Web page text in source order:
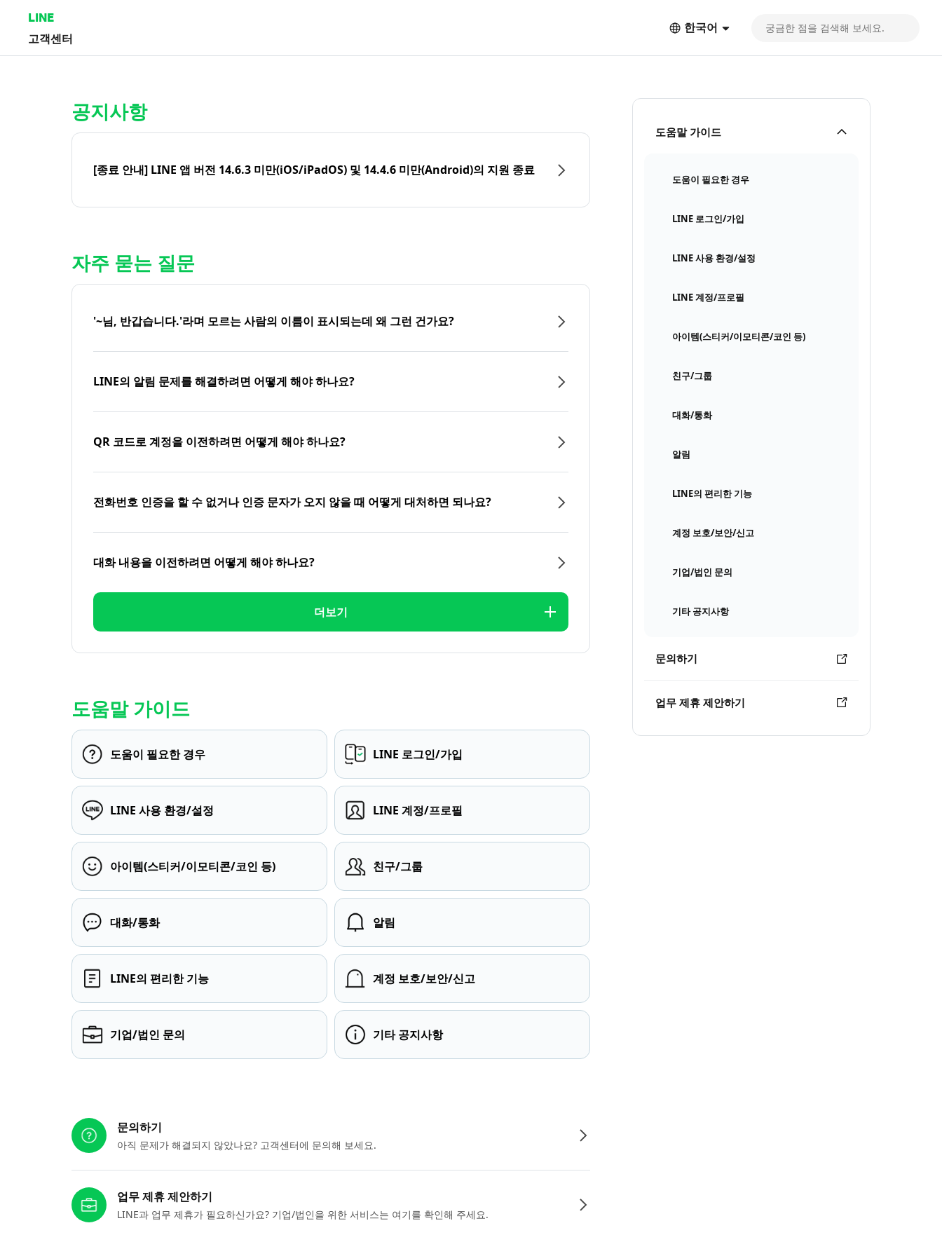
LINE
고객센터
한국어
도움말 가이드
도움이 필요한 경우
LINE 로그인/가입
LINE 사용 환경/설정
LINE 계정/프로필
아이템(스티커/이모티콘/코인 등)
친구/그룹
대화/통화
알림
LINE의 편리한 기능
계정 보호/보안/신고
기업/법인 문의
기타 공지사항
문의하기
업무 제휴 제안하기
공지사항
[종료 안내] LINE 앱 버전 14.6.3 미만(iOS/iPadOS) 및 14.4.6 미만(Android)의 지원 종료
자주 묻는 질문
'~님, 반갑습니다.'라며 모르는 사람의 이름이 표시되는데 왜 그런 건가요?
LINE의 알림 문제를 해결하려면 어떻게 해야 하나요?
QR 코드로 계정을 이전하려면 어떻게 해야 하나요?
전화번호 인증을 할 수 없거나 인증 문자가 오지 않을 때 어떻게 대처하면 되나요?
대화 내용을 이전하려면 어떻게 해야 하나요?
더보기
도움말 가이드
도움이 필요한 경우 LINE 로그인/가입
LINE 사용 환경/설정 LINE 계정/프로필
아이템(스티커/이모티콘/코인 등) 친구/그룹
대화/통화 알림
LINE의 편리한 기능 계정 보호/보안/신고
기업/법인 문의 기타 공지사항
문의하기
아직 문제가 해결되지 않았나요? 고객센터에 문의해 보세요.
업무 제휴 제안하기
LINE과 업무 제휴가 필요하신가요? 기업/법인을 위한 서비스는 여기를 확인해 주세요.